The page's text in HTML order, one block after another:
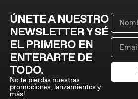
ÚNETE A NUESTRO
NEWSLETTER Y SÉ
EL PRIMERO EN
ENTERARTE DE
TODO.
No te pierdas nuestras
promociones, lanzamientos y
más!